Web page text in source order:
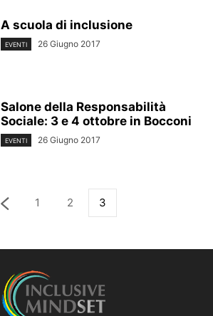
A scuola di inclusione
EVENTI 26 Giugno 2017
Salone della Responsabilità
Sociale: 3 e 4 ottobre in Bocconi
EVENTI 26 Giugno 2017
1 2 3